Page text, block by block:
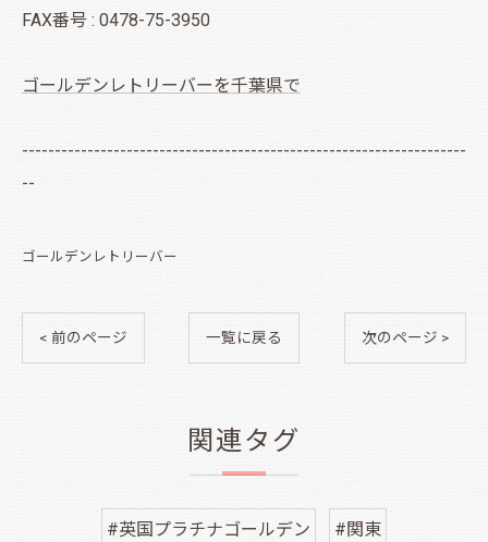
FAX番号 : 0478-75-3950
ゴールデンレトリーバーを千葉県で
--------------------------------------------------------------------
--
ゴールデンレトリーバー
< 前のページ 一覧に戻る 次のページ >
関連タグ
#英国プラチナゴールデン #関東